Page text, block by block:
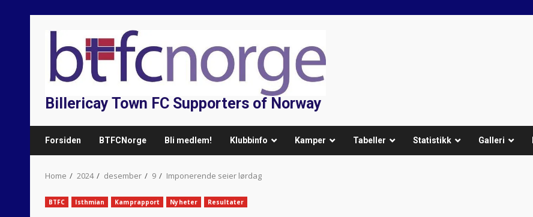
content
Billericay Town FC Supporters of Norway
Forsiden BTFCNorge Bli medlem! Klubbinfo Kamper Tabeller Statistikk Galleri
Home 2024 desember 9 Imponerende seier lørdag
BTFC Isthmian Kamprapport Nyheter Resultater